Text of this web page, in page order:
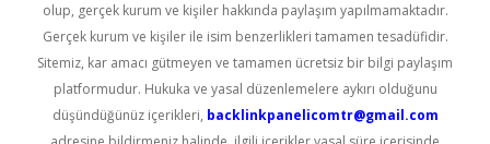
olup, gerçek kurum ve kişiler hakkında paylaşım yapılmamaktadır.
Gerçek kurum ve kişiler ile isim benzerlikleri tamamen tesadüfidir.
Sitemiz, kar amacı gütmeyen ve tamamen ücretsiz bir bilgi paylaşım
platformudur. Hukuka ve yasal düzenlemelere aykırı olduğunu
düşündüğünüz içerikleri, backlinkpanelicomtr@gmail.com